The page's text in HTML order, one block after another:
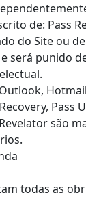
de: Pass
do Site ou
será punido
Pass
são
todas as